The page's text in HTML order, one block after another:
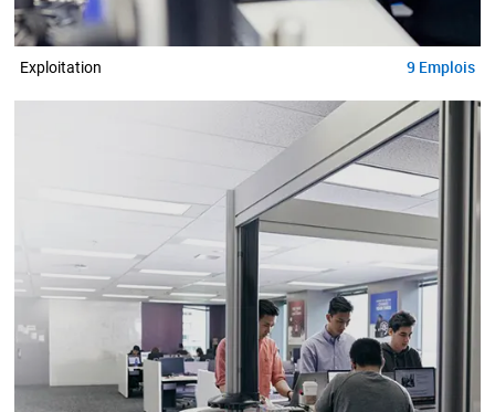
Exploitation 9 Emplois